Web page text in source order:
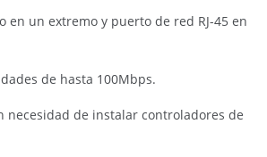
en un extremo y puerto de red RJ-45 en
de hasta 100Mbps.
necesidad de instalar controladores de